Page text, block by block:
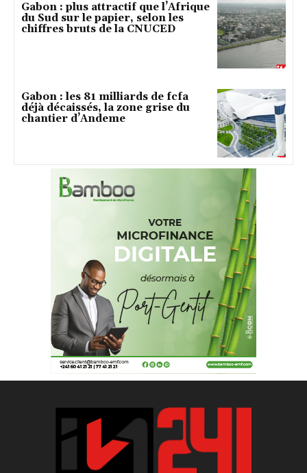
Gabon : plus attractif que l’Afrique
du Sud sur le papier, selon les
chiffres bruts de la CNUCED
Gabon : les 81 milliards de fcfa
déjà décaissés, la zone grise du
chantier d’Andeme